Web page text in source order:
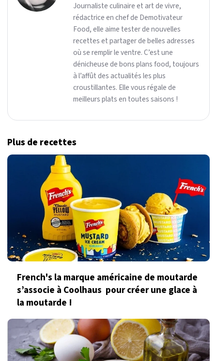
Journaliste culinaire et art de vivre,
rédactrice en chef de Demotivateur
Food, elle aime tester de nouvelles
recettes et partager de belles adresses
où se remplir le ventre. C’est une
dénicheuse de bons plans food, toujours
à l’affût des actualités les plus
croustillantes. Elle vous régale de
meilleurs plats en toutes saisons !
Plus de recettes
French's la marque américaine de moutarde
s’associe à Coolhaus pour créer une glace à
la moutarde !